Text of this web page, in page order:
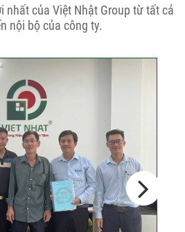
nhất của Việt Nhật Group từ tất cả
nội bộ của công ty.